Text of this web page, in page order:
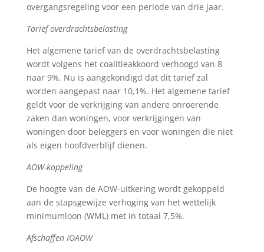
overgangsregeling voor een periode van drie jaar.
Tarief overdrachtsbelasting
Het algemene tarief van de overdrachtsbelasting
wordt volgens het coalitieakkoord verhoogd van 8
naar 9%. Nu is aangekondigd dat dit tarief zal
worden aangepast naar 10,1%. Het algemene tarief
geldt voor de verkrijging van andere onroerende
zaken dan woningen, voor verkrijgingen van
woningen door beleggers en voor woningen die niet
als eigen hoofdverblijf dienen.
AOW-koppeling
De hoogte van de AOW-uitkering wordt gekoppeld
aan de stapsgewijze verhoging van het wettelijk
minimumloon (WML) met in totaal 7,5%.
Afschaffen IOAOW